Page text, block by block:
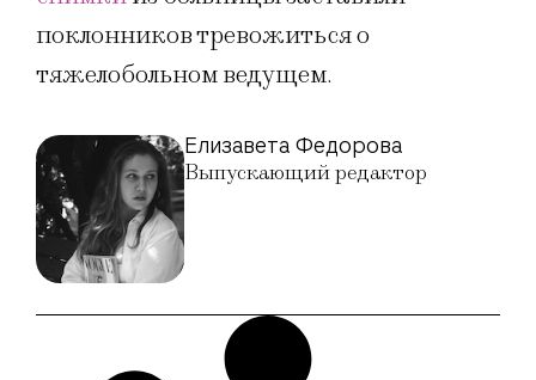
поклонников тревожиться о
тяжелобольном ведущем.
Елизавета Федорова
Выпускающий редактор